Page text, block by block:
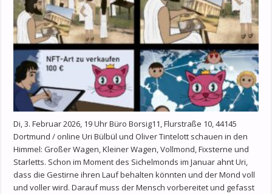
Di, 3. Februar 2026, 19 Uhr Büro Borsig11, Flurstraße 10, 44145
Dortmund / online Uri Bülbül und Oliver Tintelott schauen in den
Himmel: Großer Wagen, Kleiner Wagen, Vollmond, Fixsterne und
Starletts. Schon im Moment des Sichelmonds im Januar ahnt Uri,
dass die Gestirne ihren Lauf behalten könnten und der Mond voll
und voller wird. Darauf muss der Mensch vorbereitet und gefasst